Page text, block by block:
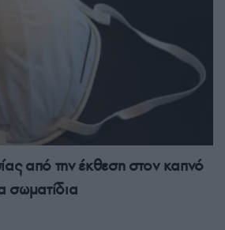
από την έκθεση στον καπνό
σωματίδια